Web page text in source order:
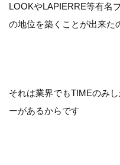
LOOKやLAPIERRE等有名
の地位を築くことが出来た
それは業界でもTIMEのみ
ーがあるからです